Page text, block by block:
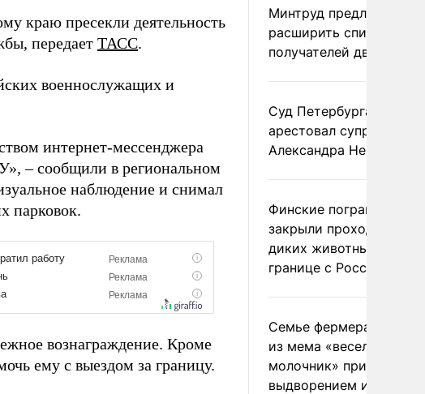
краю пресекли деятельность
передает ТАСС.
военнослужащих и
интернет-мессенджера
– сообщили в региональном
наблюдение и снимал
парковок.
вознаграждение. Кроме
ему с выездом за границу.
Минтруд предложил
расширить список
получателей двух
Суд Петербурга заочно
арестовал супругу
Александра Невзорова
Финские пограничники
закрыли проходы для
диких животных на
границе с Россией
Семье фермера
из мема «веселый
молочник» пригрозили
выдворением из